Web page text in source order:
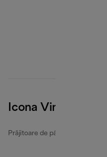
Icona Vintage
Prăjitoare de pâine Icona Vintage